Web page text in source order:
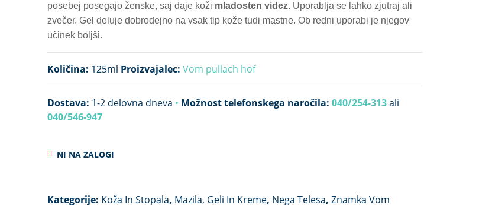
posebej posegajo ženske, saj daje koži mladosten videz. Uporablja se lahko zjutraj ali
zvečer. Gel deluje dobrodejno na vsak tip kože tudi mastne. Ob redni uporabi je njegov
učinek boljši.
Količina: 125ml Proizvajalec: Vom pullach hof
Dostava: 1-2 delovna dneva • Možnost telefonskega naročila: 040/254-313ali
040/546-947
NI NA ZALOGI
Kategorije: Koža In Stopala, Mazila, Geli In Kreme, Nega Telesa, Znamka Vom